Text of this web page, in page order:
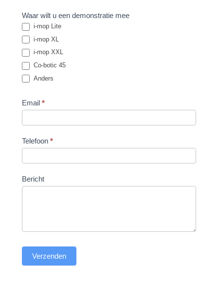
Waar wilt u een demonstratie mee
i-mop Lite
i-mop XL
i-mop XXL
Co-botic 45
Anders
Email *
Telefoon *
Bericht
Verzenden